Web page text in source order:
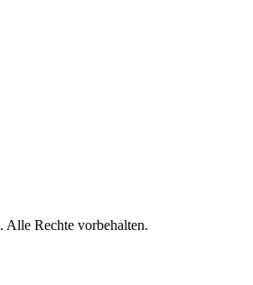
. Alle Rechte vorbehalten.